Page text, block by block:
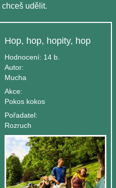
udělit.
Hop, hop, hopity, hop
Hodnocení: 14 b.
Autor:
Mucha
Akce:
Pokos kokos
Pořadatel:
Rozruch